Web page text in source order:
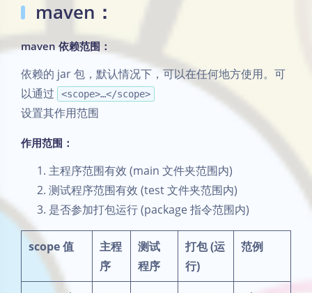
maven：
maven 依赖范围：
依赖的 jar 包，默认情况下，可以在任何地方使用。可
以通过
<scope>…</scope>
设置其作用范围
作用范围：
主程序范围有效 (main 文件夹范围内)
测试程序范围有效 (test 文件夹范围内)
是否参加打包运行 (package 指令范围内)
scope 值
主程
序
测试
程序
打包 (运
行)
范例